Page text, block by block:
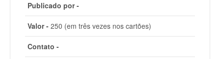
Publicado por -
Valor - 250 (em três vezes nos cartões)
Contato -